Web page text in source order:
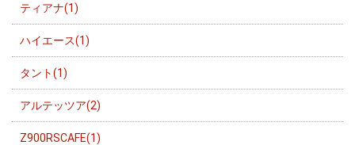
ティアナ(1)
ハイエース(1)
タント(1)
アルテッツア(2)
Z900RSCAFE(1)